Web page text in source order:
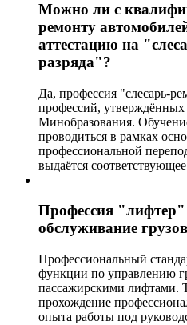
Можно ли с
ремонту
аттестацию на
разряда"?
Да, профессия "слесарь-
профессий,
Минобразования.
проводиться в рамках
профессиональной
выдаётся
Профессия "лифтер"
обслуживание
Профессиональный
функции по управлению
пассажирскими лифтами.
прохождение
опыта работы под